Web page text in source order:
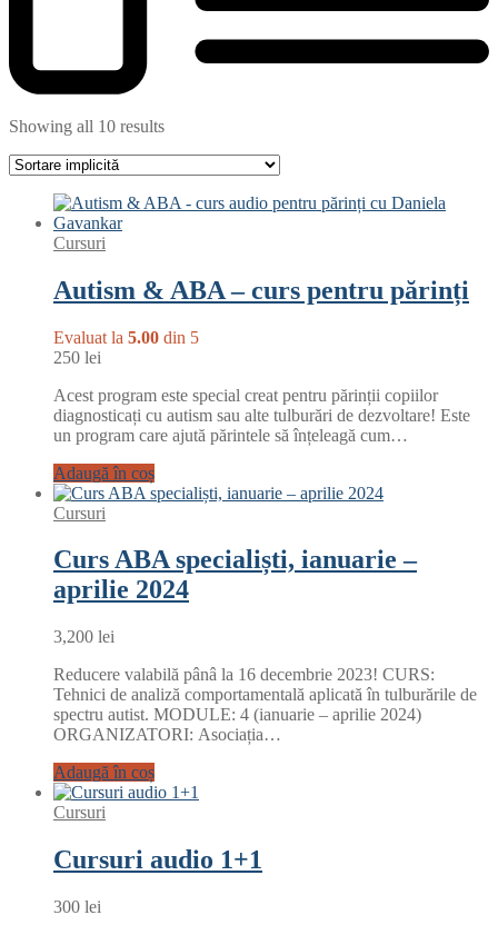
Showing all 10 results
Cursuri
Autism & ABA – curs pentru părinți
Evaluat la 5.00 din 5
250 lei
Acest program este special creat pentru părinții copiilor
diagnosticați cu autism sau alte tulburări de dezvoltare! Este
un program care ajută părintele să înțeleagă cum…
Adaugă în coș
Cursuri
Curs ABA specialiști, ianuarie –
aprilie 2024
3,200 lei
Reducere valabilă pânâ la 16 decembrie 2023! CURS:
Tehnici de analiză comportamentală aplicată în tulburările de
spectru autist. MODULE: 4 (ianuarie – aprilie 2024)
ORGANIZATORI: Asociația…
Adaugă în coș
Cursuri
Cursuri audio 1+1
300 lei